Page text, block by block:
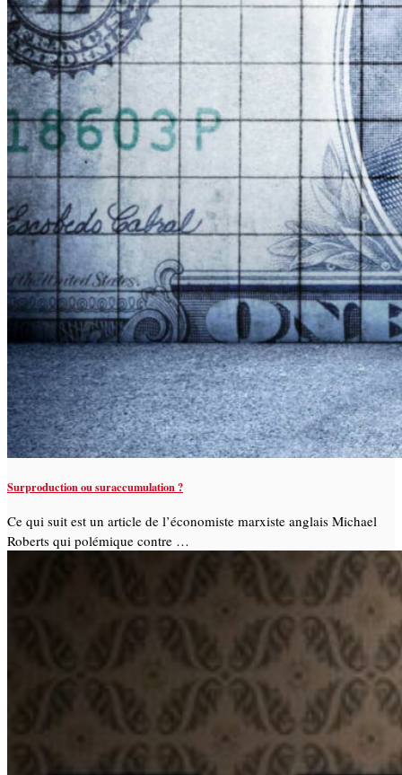
Surproduction ou suraccumulation ?
Ce qui suit est un article de l’économiste marxiste anglais Michael
Roberts qui polémique contre …